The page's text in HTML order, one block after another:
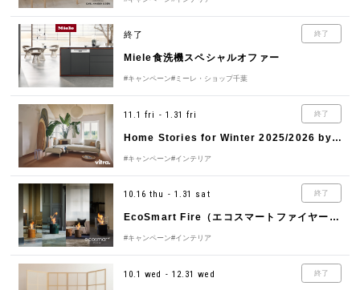
終了
終了
Miele食洗機スペシャルオファー
#キャンペーン#ミーレ・ショップ千葉
終了
11.1 fri - 1.31 fri
Home Stories for Winter 2025/2026 by Vitra（ヴィトラ）
#キャンペーン#インテリア
終了
10.16 thu - 1.31 sat
EcoSmart Fire（エコスマートファイヤー）Winter Campaign 2025 – 2026
#キャンペーン#インテリア
終了
10.1 wed - 12.31 wed